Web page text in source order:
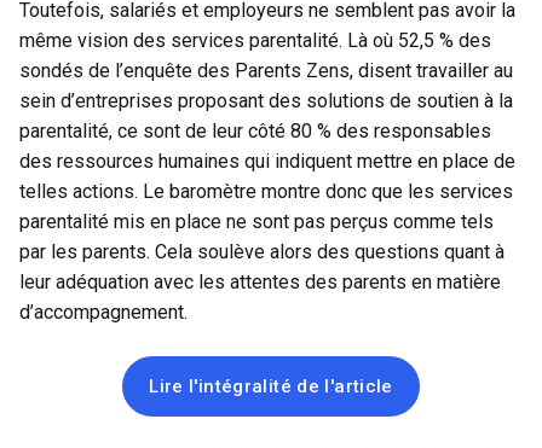
Toutefois, salariés et employeurs ne semblent pas avoir la
même vision des services parentalité. Là où 52,5 % des
sondés de l’enquête des Parents Zens, disent travailler au
sein d’entreprises proposant des solutions de soutien à la
parentalité, ce sont de leur côté 80 % des responsables
des ressources humaines qui indiquent mettre en place de
telles actions. Le baromètre montre donc que les services
parentalité mis en place ne sont pas perçus comme tels
par les parents. Cela soulève alors des questions quant à
leur adéquation avec les attentes des parents en matière
d’accompagnement.
Lire l'intégralité de l'article